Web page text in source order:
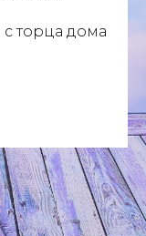
с торца дома